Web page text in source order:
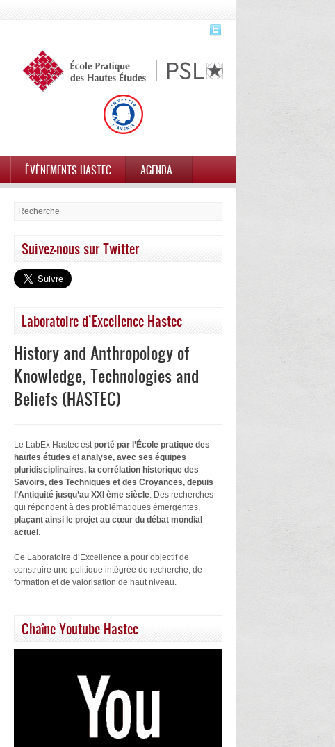
ÉVÉNEMENTS HASTEC AGENDA
Suivez-nous sur Twitter
Laboratoire d’Excellence Hastec
History and Anthropology of
Knowledge, Technologies and
Beliefs (HASTEC)
Le LabEx Hastec estporté par l’École pratique des
hautes études etanalyse, avec ses équipes
pluridisciplinaires, la corrélation historique des
Savoirs, des Techniques et des Croyances, depuis
l’Antiquité jusqu’au XXI ème siècle. Des recherches
qui répondent à des problématiques émergentes,
plaçant ainsi le projet au cœur du débat mondial
actuel .
Ce Laboratoire d’Excellence a pour objectif de
construire une politique intégrée de recherche, de
formation et de valorisation de haut niveau.
Chaîne Youtube Hastec